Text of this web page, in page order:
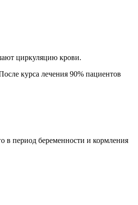
циркуляцию крови.
курса лечения 90% пациентов
в период беременности и кормления